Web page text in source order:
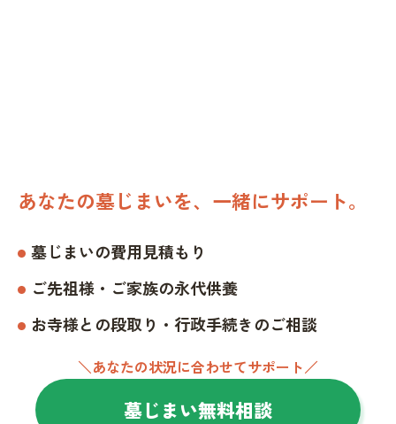
あなたの墓じまいを、一緒にサポート。
墓じまいの費用見積もり
ご先祖様・ご家族の永代供養
お寺様との段取り・行政手続きのご相談
＼あなたの状況に合わせてサポート／
墓じまい無料相談